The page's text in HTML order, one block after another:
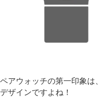
ペアウォッチの第一印象は
デザインですよね！